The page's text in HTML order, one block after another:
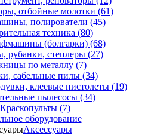
отбойные молотки (61)
полирователи (45)
техника (80)
(болгарки) (68)
рубанки, степлеры (27)
по металлу (7)
сабельные пилы (34)
клеевые пистолеты (19)
пылесосы (34)
Краскопульты (7)
оборудование
Аксессуары